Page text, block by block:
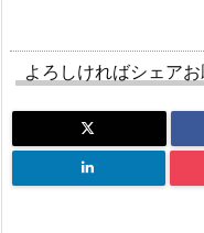
よろしければシェア